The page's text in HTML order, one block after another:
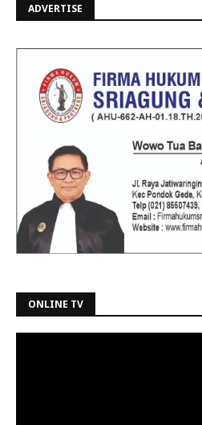
ADVERTISE
ONLINE TV